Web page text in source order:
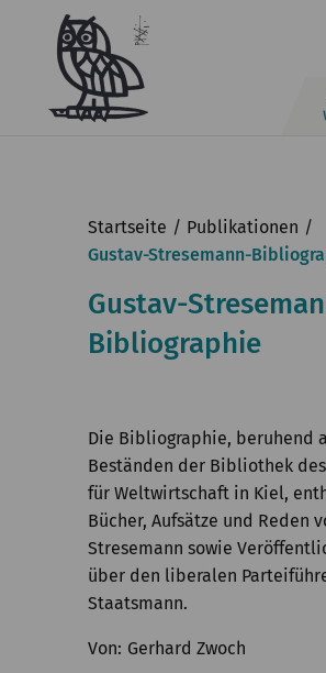
Leichte
Kontakt
KGParl
Aktuelles
Kommission
Institut
Forschung
Publikationen
Startseite
Publikationen
Gustav-Stresemann-
Gustav-
Bibliographie
Die Bibliographie, beruhend
Beständen der Bibliothek
für Weltwirtschaft in Kiel,
Bücher, Aufsätze und Reden
Stresemann sowie
über den liberalen
Staatsmann.
Von Gerhard Zwoch